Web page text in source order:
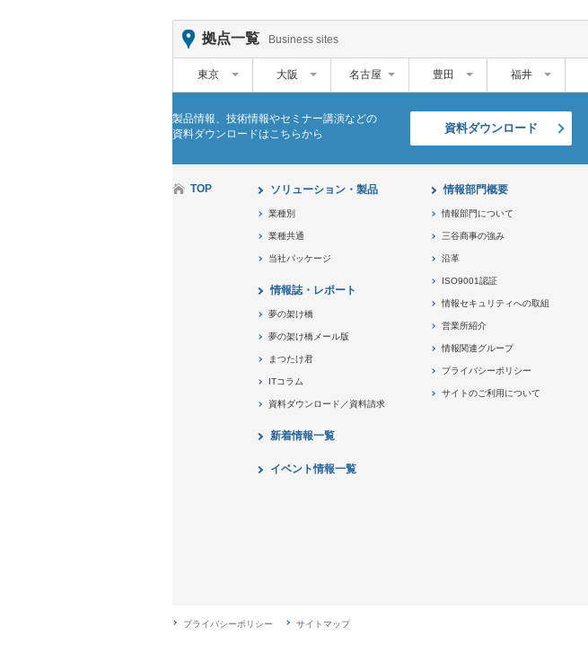
拠点一覧 Business sites
東京 大阪 名古屋 豊田 福井
製品情報、技術情報やセミナー講演などの
資料ダウンロードはこちらから
資料ダウンロード
TOP ソリューション・製品
業種別
業種共通
当社パッケージ
情報誌・レポート
夢の架け橋
夢の架け橋メール版
まつたけ君
ITコラム
資料ダウンロード／資料請求
新着情報一覧
イベント情報一覧
情報部門概要
情報部門について
三谷商事の強み
沿革
ISO9001認証
情報セキュリティへの取組
営業所紹介
情報関連グループ
プライバシーポリシー
サイトのご利用について
プライバシーポリシー サイトマップ